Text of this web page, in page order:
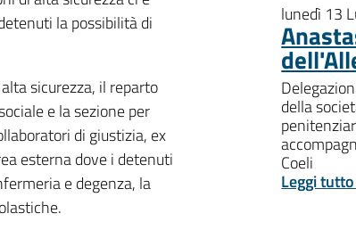
la possibilità di
sicurezza, il reparto
e la sezione per
di giustizia, ex
esterna dove i detenuti
e degenza, la
lunedì 13
della
Coeli
Leggi